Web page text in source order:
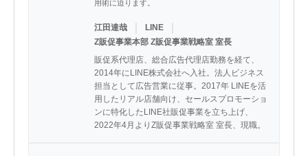
用術に迫ります。
江田達哉 LINE
Z販促事業本部 Z販促事業戦略室 室長
販促系代理店、総合広告代理店勤務を経て、
2014年にLINE株式会社へ入社。法人ビジネス
担当として広告営業に従事。2017年 LINEを活
用したリアル店舗向け、セールスプロモーショ
ンに特化したLINE社販促事業を立ち上げ、
2022年4月よりZ販促事業戦略室 室長、現職。